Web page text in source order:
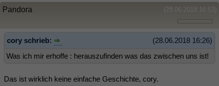
(28.06.2018 16:53)
Pandora
(28.06.2018 16:26)
cory schrieb:
Was ich mir erhoffe : herauszufinden was das zwischen uns ist!
Das ist wirklich keine einfache Geschichte, cory.